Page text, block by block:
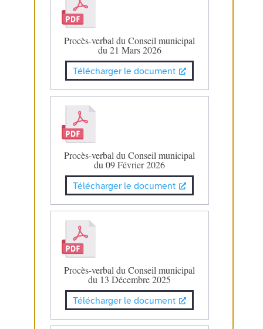
Procès-verbal du Conseil municipal
du 21 Mars 2026
Télécharger le document
Procès-verbal du Conseil municipal
du 09 Février 2026
Télécharger le document
Procès-verbal du Conseil municipal
du 13 Décembre 2025
Télécharger le document